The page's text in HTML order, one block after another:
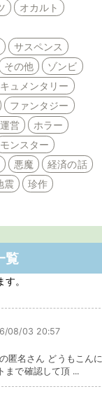
オカルト
サスペンス
その他
ゾンビ
キュメンタリー
ファンタジー
営
ホラー
モンスター
悪魔
経済の話
震
珍作
覧
。
08/03 20:57
匿名さん どうもこんに
まで確認して頂 ...